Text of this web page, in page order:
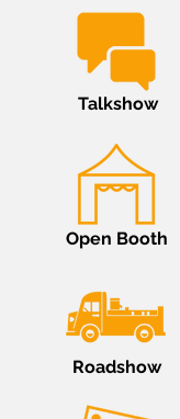
Talkshow
Open Booth
Roadshow